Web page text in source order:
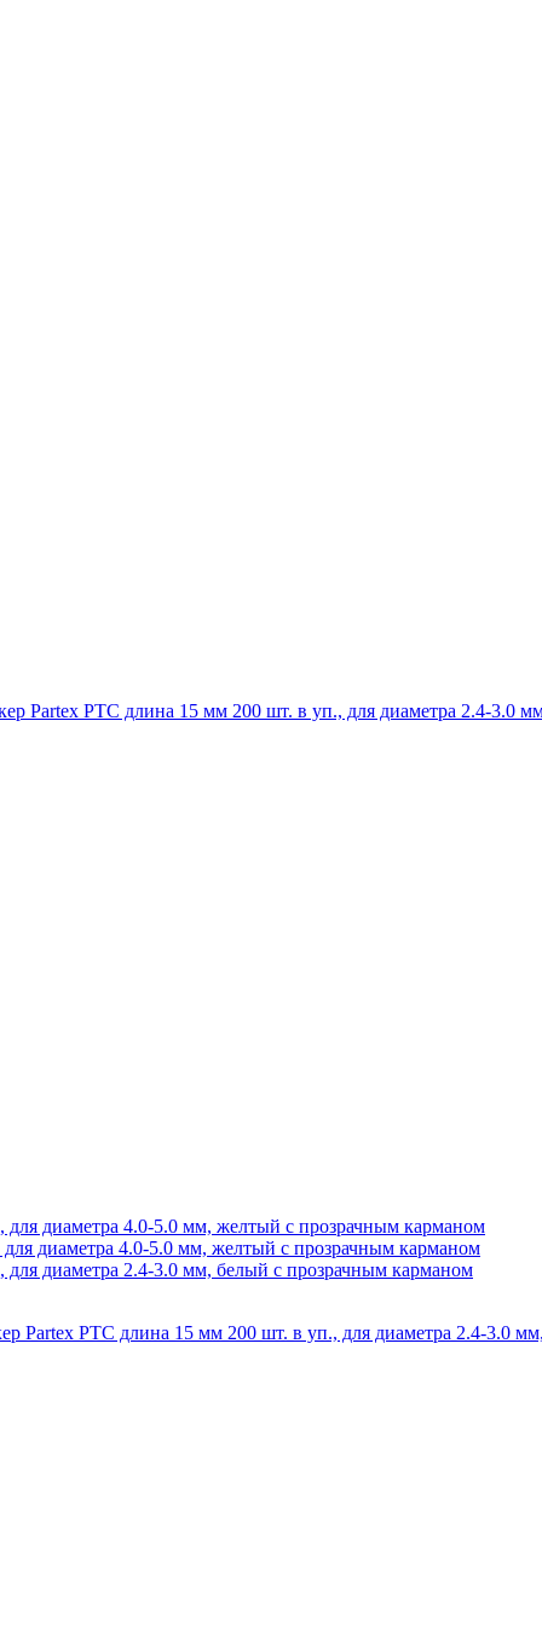
Partex PTC длина 15 мм 200 шт. в уп., для диаметра 2.4-3.0
диаметра 4.0-5.0 мм, желтый с прозрачным карманом
диаметра 4.0-5.0 мм, желтый с прозрачным карманом
диаметра 2.4-3.0 мм, белый с прозрачным карманом
Partex PTC длина 15 мм 200 шт. в уп., для диаметра 2.4-3.0